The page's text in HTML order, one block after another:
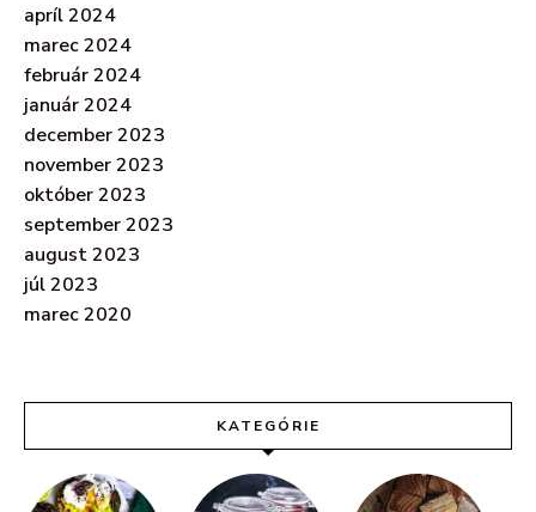
apríl 2024
marec 2024
február 2024
január 2024
december 2023
november 2023
október 2023
september 2023
august 2023
júl 2023
marec 2020
KATEGÓRIE